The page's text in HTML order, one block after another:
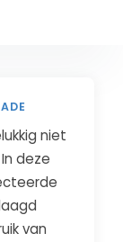
niet
deze
van